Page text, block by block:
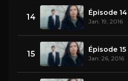
14 Épisode 14
Jan. 19, 2016
15 Épisode 15
Jan. 26, 2016